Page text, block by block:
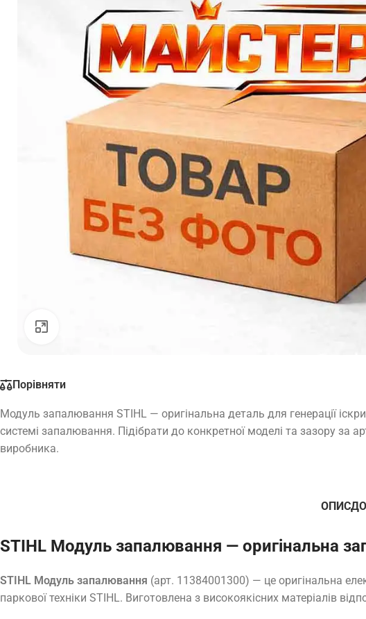
Порівняти
Модуль запалювання STIHL — оригінальна деталь для генерації
системі запалювання. Підібрати до конкретної моделі та зазору за
виробника.
ОПИС
STIHL Модуль запалювання — оригінальна
STIHL Модуль запалювання (арт. 11384001300) — це оригінальна
паркової техніки STIHL. Виготовлена з високоякісних матеріалів